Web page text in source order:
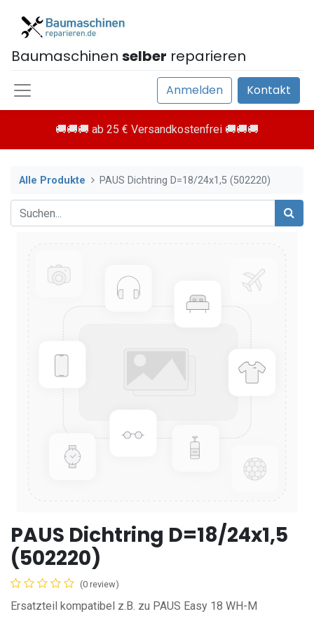
Baumaschinen selber reparieren
Anmelden Kontakt
🚚🚚🚚 ab 25 € Versandkostenfrei 🚚🚚🚚
Alle Produkte PAUS Dichtring D=18/24x1,5 (502220)
PAUS Dichtring D=18/24x1,5
(502220)
(0 review)
Ersatzteil kompatibel z.B. zu PAUS Easy 18 WH-M